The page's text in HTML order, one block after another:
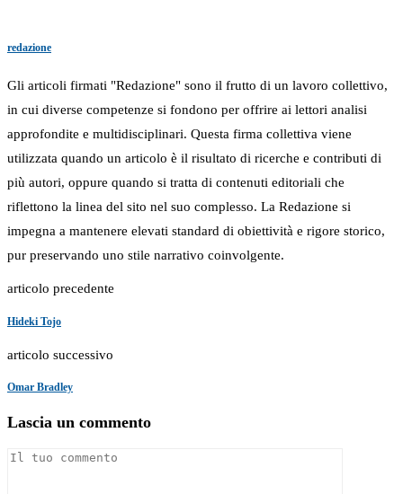
redazione
Gli articoli firmati "Redazione" sono il frutto di un lavoro collettivo,
in cui diverse competenze si fondono per offrire ai lettori analisi
approfondite e multidisciplinari. Questa firma collettiva viene
utilizzata quando un articolo è il risultato di ricerche e contributi di
più autori, oppure quando si tratta di contenuti editoriali che
riflettono la linea del sito nel suo complesso. La Redazione si
impegna a mantenere elevati standard di obiettività e rigore storico,
pur preservando uno stile narrativo coinvolgente.
articolo precedente
Hideki Tojo
articolo successivo
Omar Bradley
Lascia un commento